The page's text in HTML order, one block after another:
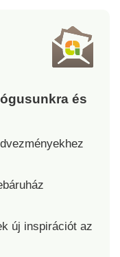
beültetést.
26,5 x 26,5 x
Térfogata 26,6
és
új inspirációt az